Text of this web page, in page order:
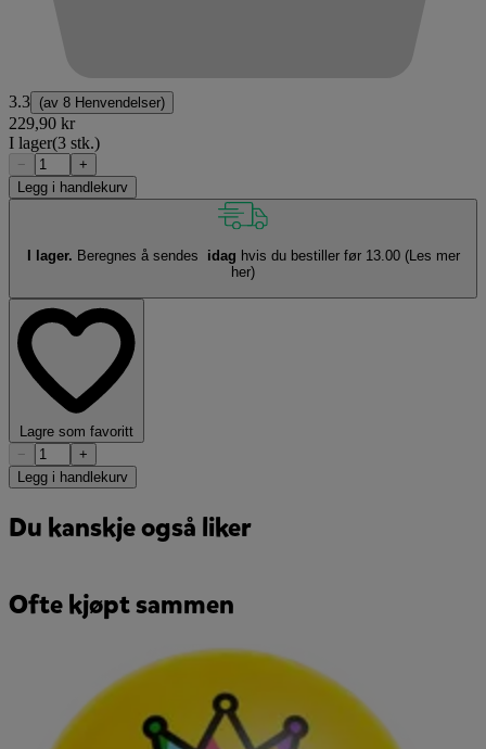
3.3 (av 8 Henvendelser)
229,90 kr
I lager(3 stk.)
−
+
Legg i handlekurv
I lager. Beregnes å sendes idag hvis du bestiller før 13.00 (Les mer
her)
Lagre som favoritt
−
+
Legg i handlekurv
Du kanskje også liker
Ofte kjøpt sammen